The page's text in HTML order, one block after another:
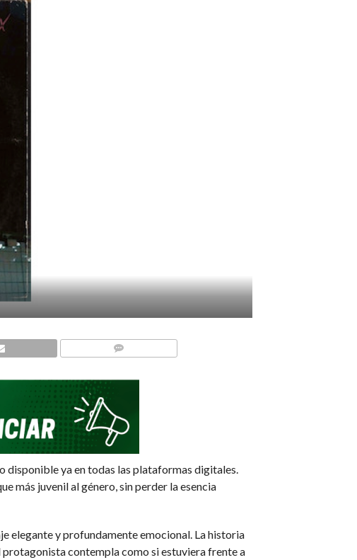
disponible ya en todas las plataformas digitales.
más juvenil al género, sin perder la esencia
elegante y profundamente emocional. La historia
protagonista contempla como si estuviera frente a